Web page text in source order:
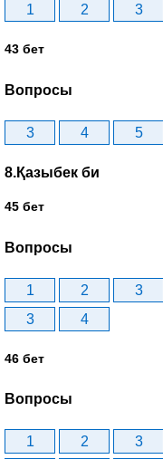
1 2 3
43 бет
Вопросы
3 4 5
8.Қазыбек би
45 бет
Вопросы
1 2 3
3
4
46 бет
Вопросы
1 2 3